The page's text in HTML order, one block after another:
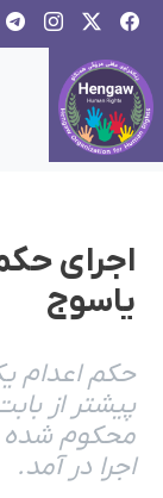
اجرای
یاسوج
حکم اعدام
پیشتر از
محکوم شده
اجرا در آمد.